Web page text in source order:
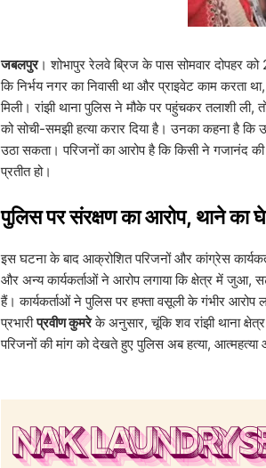
जबलपुर। शोभापुर रेलवे ब्रिज के पास सोमवार दोपहर को
कि निर्भय नगर का निवासी था और प्राइवेट काम
मिली। रांझी थाना पुलिस ने मौके पर पहुंचकर तलाशी
को सोची-समझी हत्या करार दिया है। उनका कहना है
उठा सकता। परिजनों का आरोप है कि किसी ने गजानंद
प्रतीत हो।
पुलिस पर संरक्षण का आरोप, थाने का
​इस घटना के बाद आक्रोशित परिजनों और कांग्रेस
और अन्य कार्यकर्ताओं ने आरोप लगाया कि क्षेत्र में जुआ,
हैं। कार्यकर्ताओं ने पुलिस पर हफ्ता वसूली के गंभीर आरोप
प्रभारीप्रवीण कुमरेके अनुसार, चूंकि शव रांझी थाना
परिजनों की मांग को देखते हुए पुलिस अब हत्या,